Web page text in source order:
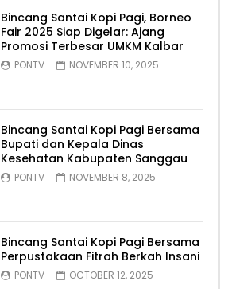
Bincang Santai Kopi Pagi, Borneo
Fair 2025 Siap Digelar: Ajang
Promosi Terbesar UMKM Kalbar
PONTV NOVEMBER 10, 2025
Bincang Santai Kopi Pagi Bersama
Bupati dan Kepala Dinas
Kesehatan Kabupaten Sanggau
PONTV NOVEMBER 8, 2025
Bincang Santai Kopi Pagi Bersama
Perpustakaan Fitrah Berkah Insani
PONTV OCTOBER 12, 2025